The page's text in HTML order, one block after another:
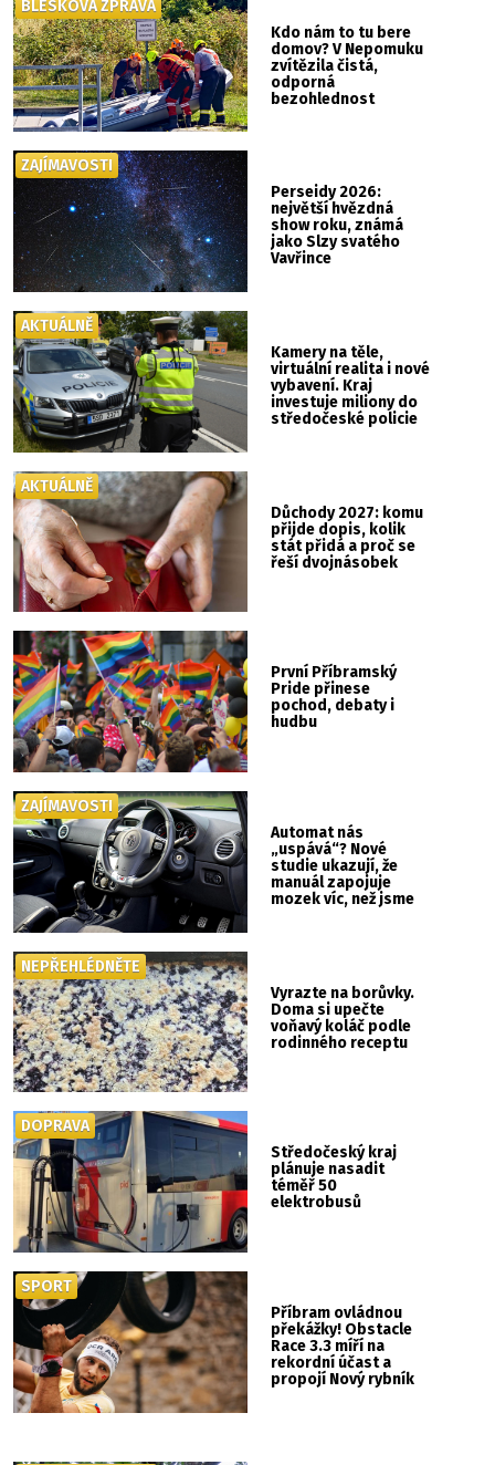
Kdo nám to tu bere
domov? V Nepomuku
zvítězila čistá,
odporná
bezohlednost
BLESKOVÁ ZPRÁVA
Perseidy 2026:
největší hvězdná
show roku, známá
jako Slzy svatého
Vavřince
ZAJÍMAVOSTI
Kamery na těle,
virtuální realita i nové
vybavení. Kraj
investuje miliony do
středočeské policie
AKTUÁLNĚ
Důchody 2027: komu
přijde dopis, kolik
stát přidá a proč se
řeší dvojnásobek
AKTUÁLNĚ
První Příbramský
Pride přinese
pochod, debaty i
hudbu
Automat nás
„uspává“? Nové
studie ukazují, že
manuál zapojuje
mozek víc, než jsme
ZAJÍMAVOSTI
Vyrazte na borůvky.
Doma si upečte
voňavý koláč podle
rodinného receptu
NEPŘEHLÉDNĚTE
Středočeský kraj
plánuje nasadit
téměř 50
elektrobusů
DOPRAVA
Příbram ovládnou
překážky! Obstacle
Race 3.3 míří na
rekordní účast a
propojí Nový rybník
SPORT